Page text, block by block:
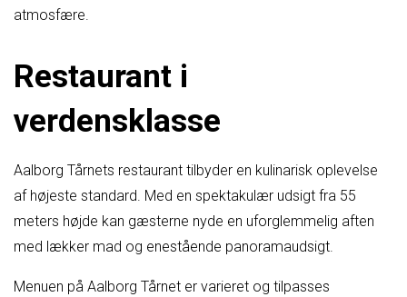
atmosfære.
Restaurant i
verdensklasse
Aalborg Tårnets restaurant tilbyder en kulinarisk oplevelse
af højeste standard. Med en spektakulær udsigt fra 55
meters højde kan gæsterne nyde en uforglemmelig aften
med lækker mad og enestående panoramaudsigt.
Menuen på Aalborg Tårnet er varieret og tilpasses